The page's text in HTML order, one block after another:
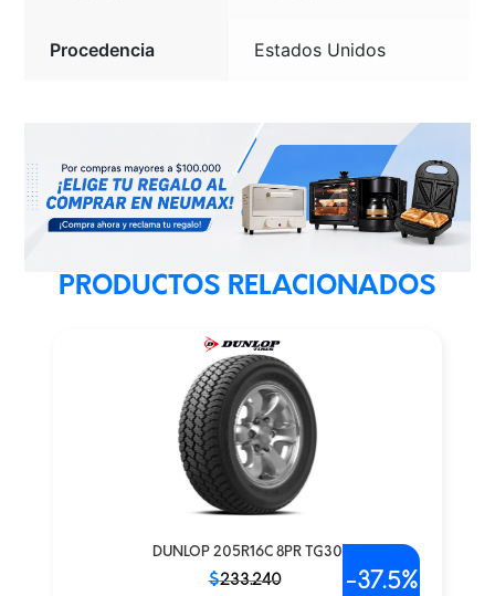
Procedencia Estados Unidos
PRODUCTOS RELACIONADOS
DUNLOP 205R16C 8PR TG30
$233.240 -37.5%